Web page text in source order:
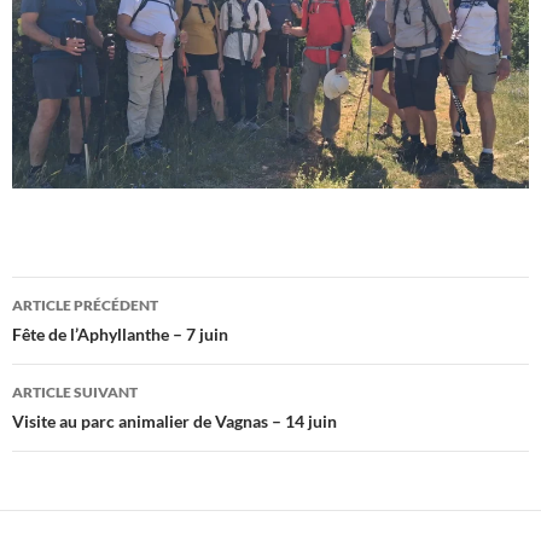
Navigation
des
articles
ARTICLE PRÉCÉDENT
Fête de l’Aphyllanthe – 7 juin
ARTICLE SUIVANT
Visite au parc animalier de Vagnas – 14 juin